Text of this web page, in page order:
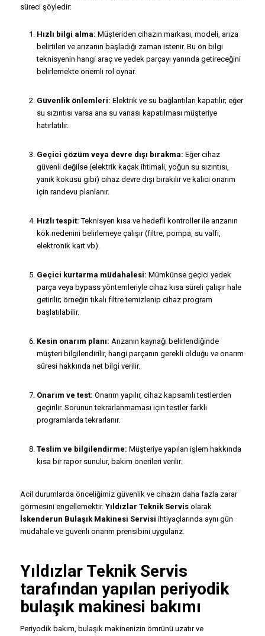
süreci şöyledir:
Hızlı bilgi alma: Müşteriden cihazın markası, modeli, arıza
belirtileri ve arızanın başladığı zaman istenir. Bu ön bilgi
teknisyenin hangi araç ve yedek parçayı yanında getireceğini
belirlemekte önemli rol oynar.
Güvenlik önlemleri: Elektrik ve su bağlantıları kapatılır; eğer
su sızıntısı varsa ana su vanası kapatılması müşteriye
hatırlatılır.
Geçici çözüm veya devre dışı bırakma: Eğer cihaz
güvenli değilse (elektrik kaçak ihtimali, yoğun su sızıntısı,
yanık kokusu gibi) cihaz devre dışı bırakılır ve kalıcı onarım
için randevu planlanır.
Hızlı tespit: Teknisyen kısa ve hedefli kontroller ile arızanın
kök nedenini belirlemeye çalışır (filtre, pompa, su valfi,
elektronik kart vb).
Geçici kurtarma müdahalesi: Mümkünse geçici yedek
parça veya bypass yöntemleriyle cihaz kısa süreli çalışır hale
getirilir; örneğin tıkalı filtre temizlenip cihaz program
başlatılabilir.
Kesin onarım planı: Arızanın kaynağı belirlendiğinde
müşteri bilgilendirilir, hangi parçanın gerekli olduğu ve onarım
süresi hakkında net bilgi verilir.
Onarım ve test: Onarım yapılır, cihaz kapsamlı testlerden
geçirilir. Sorunun tekrarlanmaması için testler farklı
programlarda tekrarlanır.
Teslim ve bilgilendirme: Müşteriye yapılan işlem hakkında
kısa bir rapor sunulur, bakım önerileri verilir.
Acil durumlarda önceliğimiz güvenlik ve cihazın daha fazla zarar
görmesini engellemektir. Yıldızlar Teknik Servisolarak
İskenderun Bulaşık Makinesi Servisi ihtiyaçlarında aynı gün
müdahale ve güvenli onarım prensibini uygularız.
Yıldızlar Teknik Servis
tarafından yapılan periyodik
bulaşık makinesi bakımı
Periyodik bakım, bulaşık makinenizin ömrünü uzatır ve